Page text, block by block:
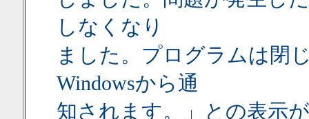
しなくなり
ました。プログラムは閉
Windowsから通
知されます。」との表示